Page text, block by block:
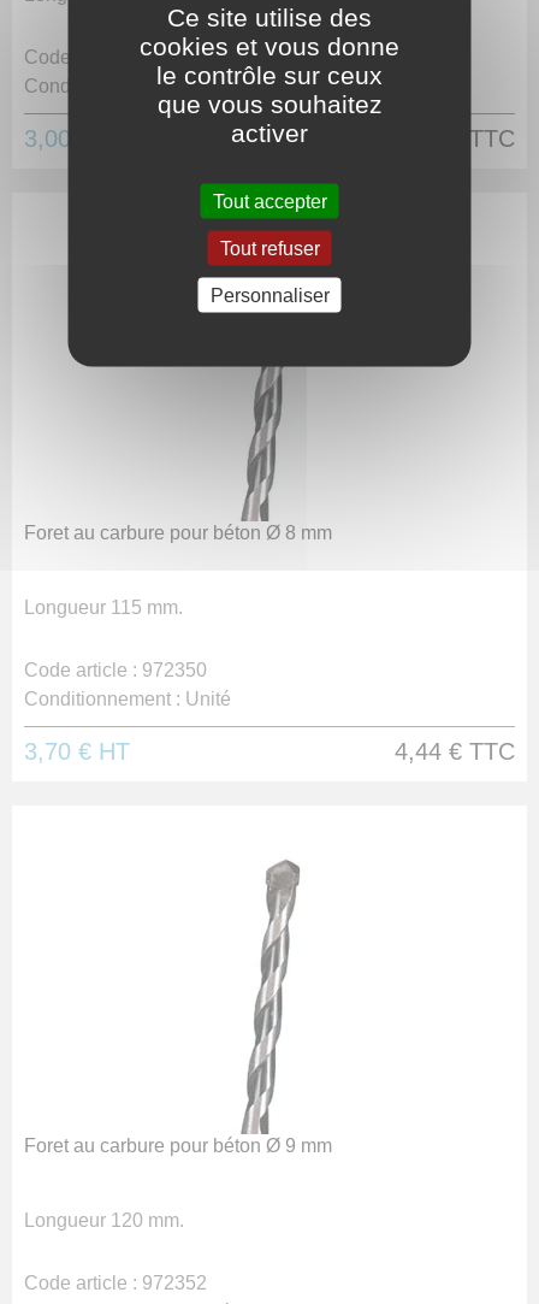
Code article :
972348
Conditionnement : Unité
3,00 € TTC
Foret au carbure pour béton Ø 8 mm
Longueur 115 mm.
Code article : 972350
Conditionnement : Unité
3,70 € HT 4,44 € TTC
Foret au carbure pour béton Ø 9 mm
Longueur 120 mm.
Code article : 972352
Ce site utilise des
cookies et vous donne
le contrôle sur ceux
que vous souhaitez
activer
Tout accepter
Tout refuser
Personnaliser